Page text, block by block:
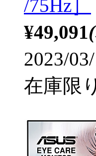
/75Hz］
¥49,091
2023/
在庫限り